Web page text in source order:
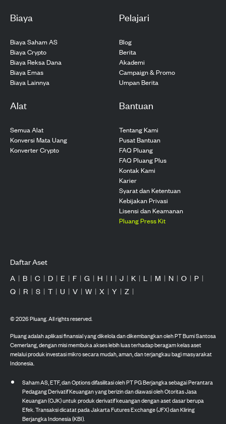
Biaya
Biaya Saham AS
Biaya Crypto
Biaya Reksa Dana
Biaya Emas
Biaya Lainnya
Pelajari
Blog
Berita
Akademi
Campaign & Promo
Umpan Berita
Alat
Semua Alat
Konversi Mata Uang
Konverter Crypto
Bantuan
Tentang Kami
Pusat Bantuan
FAQ Pluang
FAQ Pluang Plus
Kontak Kami
Karier
Syarat dan Ketentuan
Kebijakan Privasi
Lisensi dan Keamanan
Pluang Press Kit
Daftar Aset
A | B | C | D | E | F | G | H | I | J | K | L | M | N | O | P |
Q | R | S | T | U | V | W | X | Y | Z |
©2026Pluang. All rights reserved.
Pluang adalah aplikasi finansial yang dikelola dan dikembangkan oleh PT Bumi Santosa
Cemerlang, dengan misi membuka akses lebih luas terhadap beragam kelas aset
melalui produk investasi mikro secara mudah, aman, dan terjangkau bagi masyarakat
Indonesia.
Saham AS, ETF, dan Options difasilitasi oleh PT PG Berjangka sebagai Perantara
Pedagang Derivatif Keuangan yang berizin dan diawasi oleh Otoritas Jasa
Keuangan (OJK) untuk produk derivatif keuangan dengan aset dasar berupa
Efek. Transaksi dicatat pada Jakarta Futures Exchange (JFX) dan Kliring
Berjangka Indonesia (KBI).